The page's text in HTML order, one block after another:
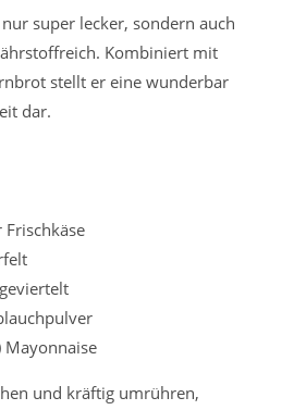
super lecker, sondern auch
Kombiniert mit
stellt er eine wunderbar
dar.
Mayonnaise
und kräftig umrühren,